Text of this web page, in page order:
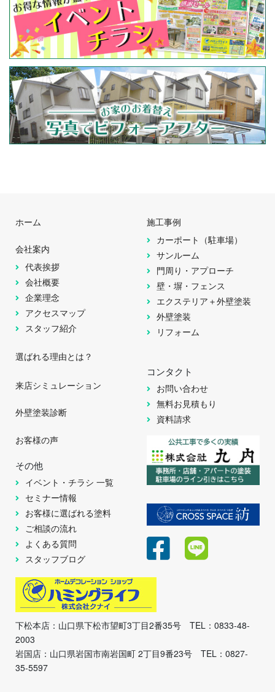
ホーム
会社案内
代表挨拶
会社概要
企業理念
アクセスマップ
スタッフ紹介
選ばれる理由とは？
施工事例
カーポート（駐車場）
サンルーム
門周り・アプローチ
壁・塀・フェンス
エクステリア＋外壁塗装
外壁塗装
リフォーム
来店シミュレーション
外壁塗装診断
お客様の声
その他
イベント・チラシ 一覧
セミナー情報
お客様に選ばれる塗料
ご相談の流れ
よくある質問
スタッフブログ
コンタクト
お問い合わせ
無料お見積もり
資料請求
下松本店：山口県下松市望町3丁目2番35号 TEL：0833-48-
2003
岩国店：山口県岩国市南岩国町 2丁目9番23号 TEL：0827-
35-5597